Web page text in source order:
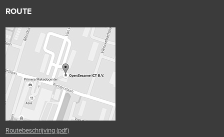
ROUTE
Routebeschrijving (pdf)